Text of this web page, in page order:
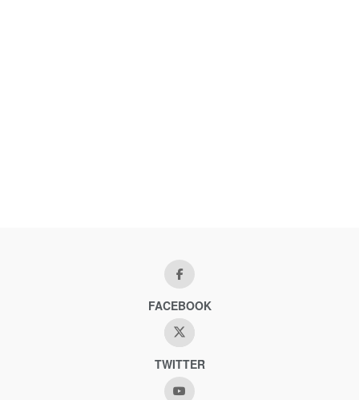
FACEBOOK
TWITTER